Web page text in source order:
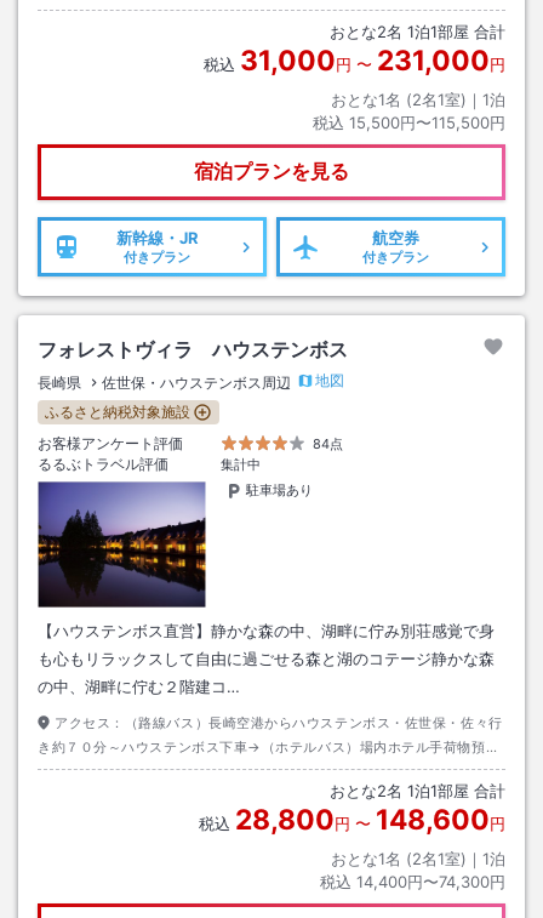
から約５分～ホテルアムステルダム下車
おとな2名 1泊1部屋 合計
税込 31,000円 〜 231,000円
おとな1名 (2名1室)｜ 1泊
税込 15,500円〜115,500円
宿泊プランを見る
新幹線・JR
付きプラン
航空券
付きプラン
フォレストヴィラ ハウステンボス
長崎県 佐世保・ハウステンボス周辺
地図
ふるさと納税対象施設
お客様アンケート評価
84点
るるぶトラベル評価
集計中
駐車場あり
【ハウステンボス直営】静かな森の中、湖畔に佇み別荘感覚で身
も心もリラックスして自由に過ごせる森と湖のコテージ静かな森
の中、湖畔に佇む２階建コ…
アクセス：
（路線バス）長崎空港からハウステンボス・佐世保・佐々行
き約７０分～ハウステンボス下車→（ホテルバス）場内ホテル手荷物預か
り所前から約１０分～フォレストヴィラ下車
おとな2名 1泊1部屋 合計
税込 28,800円 〜 148,600円
おとな1名 (2名1室)｜ 1泊
税込 14,400円〜74,300円